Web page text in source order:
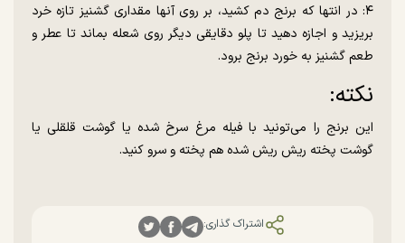
۴: در انتها که برنج دم کشید، بر روی آنها مقداری گشنیز تازه خرد
بریزید و اجازه دهید تا پلو دقایقی دیگر روی شعله بماند تا عطر و
طعم گشنیز به خورد برنج برود.
نکته:
این برنج را می‌تونید با فیله مرغ سرخ شده یا گوشت قلقلی یا
گوشت پخته ریش ریش شده هم پخته و سرو کنید.
اشتراک گذاری: